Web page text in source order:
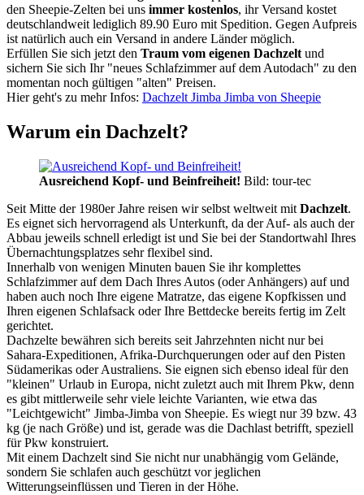
den Sheepie-Zelten bei uns immer kostenlos, ihr Versand kostet
deutschlandweit lediglich 89.90 Euro mit Spedition. Gegen Aufpreis
ist natürlich auch ein Versand in andere Länder möglich.
Erfüllen Sie sich jetzt den Traum vom eigenen Dachzelt und
sichern Sie sich Ihr "neues Schlafzimmer auf dem Autodach" zu den
momentan noch gültigen "alten" Preisen.
Hier geht's zu mehr Infos: Dachzelt Jimba Jimba von Sheepie
Warum ein Dachzelt?
Ausreichend Kopf- und Beinfreiheit! Bild: tour-tec
Seit Mitte der 1980er Jahre reisen wir selbst weltweit mit Dachzelt.
Es eignet sich hervorragend als Unterkunft, da der Auf- als auch der
Abbau jeweils schnell erledigt ist und Sie bei der Standortwahl Ihres
Übernachtungsplatzes sehr flexibel sind.
Innerhalb von wenigen Minuten bauen Sie ihr komplettes
Schlafzimmer auf dem Dach Ihres Autos (oder Anhängers) auf und
haben auch noch Ihre eigene Matratze, das eigene Kopfkissen und
Ihren eigenen Schlafsack oder Ihre Bettdecke bereits fertig im Zelt
gerichtet.
Dachzelte bewähren sich bereits seit Jahrzehnten nicht nur bei
Sahara-Expeditionen, Afrika-Durchquerungen oder auf den Pisten
Südamerikas oder Australiens. Sie eignen sich ebenso ideal für den
"kleinen" Urlaub in Europa, nicht zuletzt auch mit Ihrem Pkw, denn
es gibt mittlerweile sehr viele leichte Varianten, wie etwa das
"Leichtgewicht" Jimba-Jimba von Sheepie. Es wiegt nur 39 bzw. 43
kg (je nach Größe) und ist, gerade was die Dachlast betrifft, speziell
für Pkw konstruiert.
Mit einem Dachzelt sind Sie nicht nur unabhängig vom Gelände,
sondern Sie schlafen auch geschützt vor jeglichen
Witterungseinflüssen und Tieren in der Höhe.